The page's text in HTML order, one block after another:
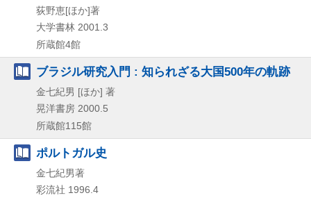
荻野恵[ほか]著
大学書林 2001.3
所蔵館4館
ブラジル研究入門 : 知られざる大国500年の軌跡
金七紀男 [ほか] 著
晃洋書房 2000.5
所蔵館115館
ポルトガル史
金七紀男著
彩流社 1996.4